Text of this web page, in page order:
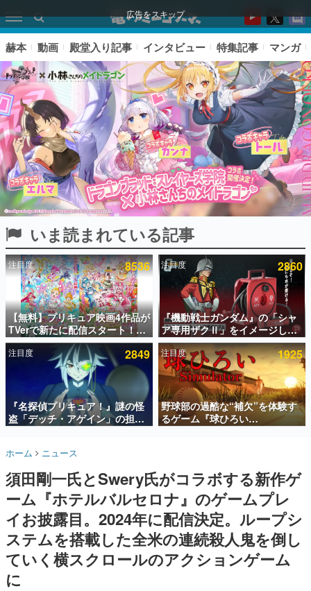
広告をスキップ
ピックアップ
電ファミのいま読まれている記事ランキング
アプリセール情報
インタビュー
連載・特集一覧
殿堂入り記事
SNS拡散数が数千以上！ ページビュー数万以上！ などな
ど。多くの人々に読まれた、電ファミ渾身の“殿堂入り”記
事をまとめました。
名作ゲームクリエイターの方々に製作時のエピソードをお
きます。
赫本
この物語を解いてはいけない。『赫本』は、〈試験問題〉
の形をした短編ホラー小説集です。
新世代に訊く
これからのデジタルゲーム市場を担う若きクリエイター達
赫本 動画 殿堂入り記事 インタビュー 特集記事 マンガ
いま読まれている記事
注目度 8536
【無料】プリキュア映画4作品が
TVerで新たに配信スタート！な
んと2018年～2024年の映画ほぼ
すべてが見放題に、ぶっちゃけ
ありえないラインナップ
注目度 2860
『機動戦士ガンダム』の「シャ
ア専用ザクⅡ」をイメージした
散水ホースリールが予約開始。
本体にはシャアのパーソナルマ
ークやジオン公国軍のエンブレ
ム、型式番号などを配置
注目度 2849
『名探偵プリキュア！』謎の怪
盗「デッチ・アゲイン」の担当
キャストは天﨑滉平さんと判
界生活』オットー役、『ヒプノ
シスマイク』山田三郎役など
注目度 1925
野球部の過酷な“補欠”を体験す
るゲーム『球ひろい
Simulator』が「1件」のウィッ
ダム・カム』開発元やチェコの
プロ野球選手から称賛の声
ホーム ニュース
須田剛一氏とSwery氏がコラボする新作ゲ
ーム『ホテルバルセロナ』のゲームプレ
イお披露目。2024年に配信決定。ループシ
ステムを搭載した全米の連続殺人鬼を倒し
ていく横スクロールのアクションゲーム
に